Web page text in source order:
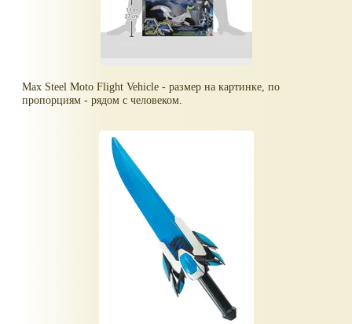
Max Steel Moto Flight Vehicle - размер на картинке, по
пропорциям - рядом с человеком.